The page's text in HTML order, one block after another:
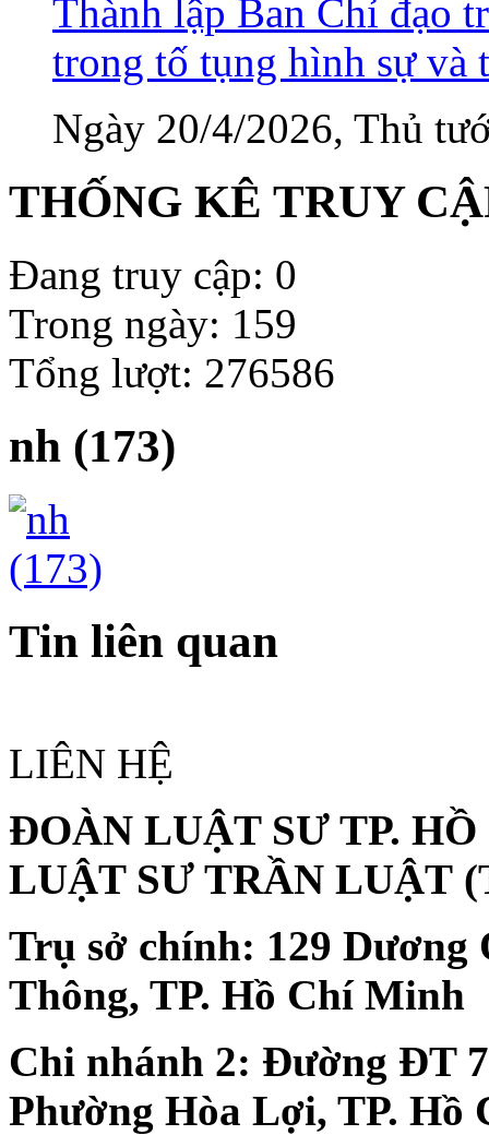
Thành lập Ban Chỉ đạo
trong tố tụng hình sự và
Ngày 20/4/2026, Thủ
THỐNG KÊ TRUY
Đang truy cập: 0
Trong ngày: 159
Tổng lượt: 276586
nh (173)
Tin liên quan
LIÊN HỆ
ĐOÀN LUẬT SƯ TP.
LUẬT SƯ TRẦN LUẬT
Trụ sở chính: 129 Dương
Thông, TP. Hồ Chí Minh
Chi nhánh 2: Đường ĐT
Phường Hòa Lợi, TP. Hồ